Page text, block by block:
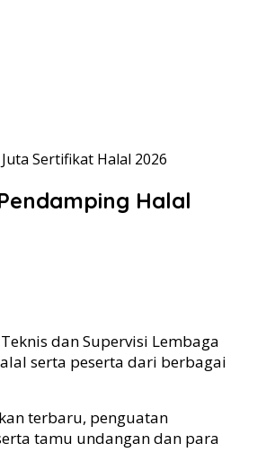
Sertifikat Halal 2026
Halal
dan Supervisi Lembaga
serta peserta dari berbagai
terbaru, penguatan
tamu undangan dan para